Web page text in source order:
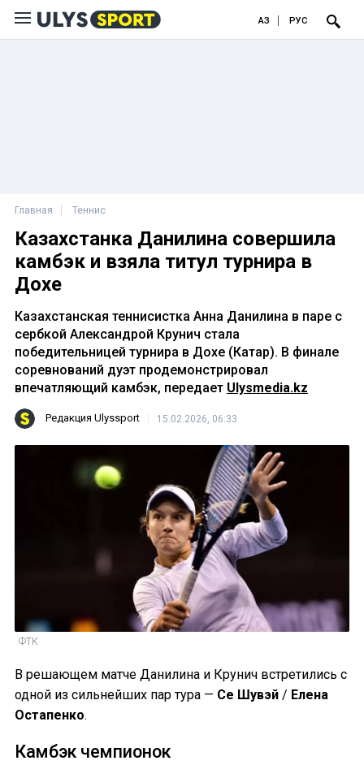
ҚАЗ РУС
Главная Теннис
Казахстанка Данилина совершила
камбэк и взяла титул турнира в
Дохе
Казахстанская теннисистка Анна Данилина в паре с
сербкой Александрой Крунич стала
победительницей турнира в Дохе (Катар). В финале
соревнований дуэт продемонстрировал
впечатляющий камбэк, передает Ulysmedia.kz
Редакция Ulyssport 15.02.2026, 06:33
ФТК
В решающем матче Данилина и Крунич встретились с
одной из сильнейших пар тура — Се Шувэй / Елена
Остапенко.
Камбэк чемпионок